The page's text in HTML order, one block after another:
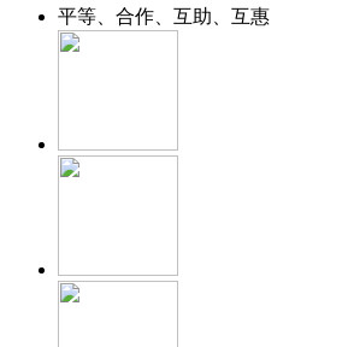
平等、合作、互助、互惠